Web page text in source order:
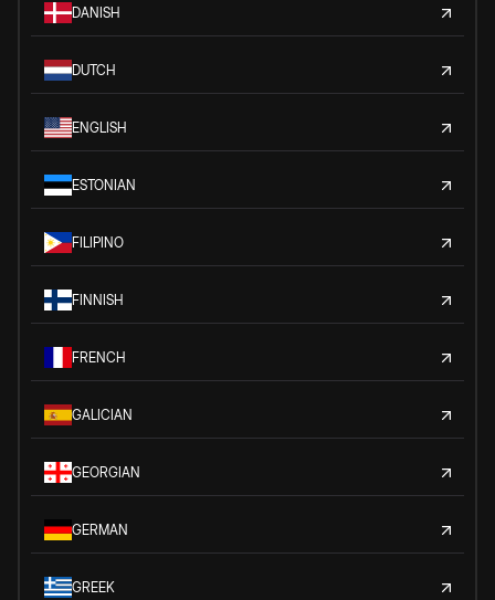
DANISH
DUTCH
ENGLISH
ESTONIAN
FILIPINO
FINNISH
FRENCH
GALICIAN
GEORGIAN
GERMAN
GREEK